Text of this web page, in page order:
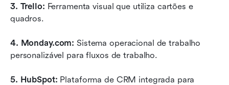
3. Trello: Ferramenta visual que utiliza cartões e
quadros.
4. Monday.com: Sistema operacional de trabalho
personalizável para fluxos de trabalho.
5. HubSpot: Plataforma de CRM integrada para